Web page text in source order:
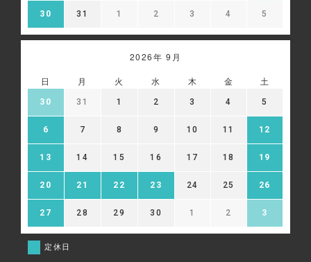
30 31 1 2 3 4 5
2026年 9月
日 月 火 水 木 金 土
30 31 1 2 3 4 5
6 7 8 9 10 11 12
13 14 15 16 17 18 19
20 21 22 23 24 25 26
27 28 29 30 1 2 3
定休日